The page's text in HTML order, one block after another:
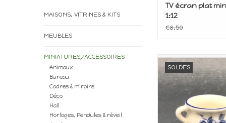
MAISONS, VITRINES & KITS
MEUBLES
MINIATURES/ACCESSOIRES
Animaux
Bureau
Cadres & miroirs
Déco
Hall
Horloges, Pendules & réveil
TV écran plat
1:12
€8,50
SOLDES
Miniature pour
poupée
Echelle
AJOUTER AU